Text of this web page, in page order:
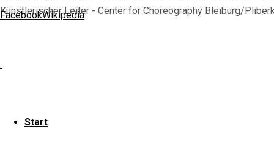
Künstlerischer Leiter - Center for Choreography Bleiburg/
FacebookWikipedia
Start
7